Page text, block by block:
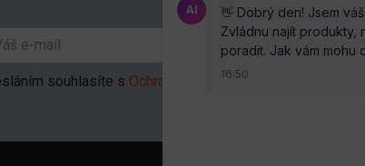
souhlasíte s Ochranou osobních údajů